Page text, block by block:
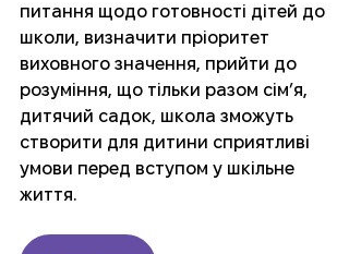
питання щодо готовності дітей до
школи, визначити пріоритет
виховного значення, прийти до
розуміння, що тільки разом сім’я,
дитячий садок, школа зможуть
створити для дитини сприятливі
умови перед вступом у шкільне
життя.